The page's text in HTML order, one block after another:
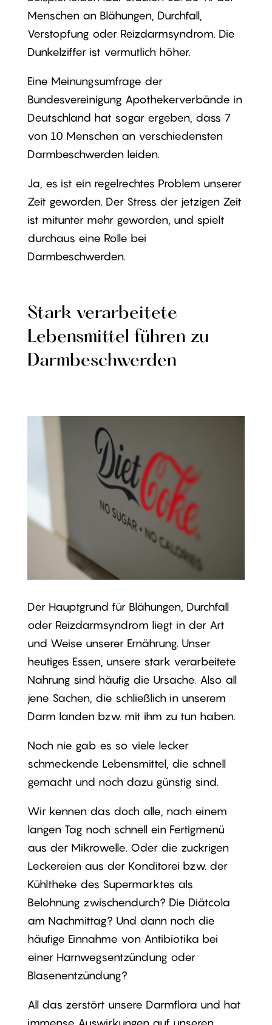
Menschen an Blähungen, Durchfall,
Verstopfung oder Reizdarmsyndrom. Die
Dunkelziffer ist vermutlich höher.
Eine Meinungsumfrage der
Bundesvereinigung Apothekerverbände in
Deutschland hat sogar ergeben, dass 7
von 10 Menschen an verschiedensten
Darmbeschwerden leiden.
Ja, es ist ein regelrechtes Problem unserer
Zeit geworden. Der Stress der jetzigen Zeit
ist mitunter mehr geworden, und spielt
durchaus eine Rolle bei
Darmbeschwerden.
Stark verarbeitete
Lebensmittel führen zu
Darmbeschwerden
Der Hauptgrund für Blähungen, Durchfall
oder Reizdarmsyndrom liegt in der Art
und Weise unserer Ernährung. Unser
heutiges Essen, unsere stark verarbeitete
Nahrung sind häufig die Ursache. Also all
jene Sachen, die schließlich in unserem
Darm landen bzw. mit ihm zu tun haben.
Noch nie gab es so viele lecker
schmeckende Lebensmittel, die schnell
gemacht und noch dazu günstig sind.
Wir kennen das doch alle, nach einem
langen Tag noch schnell ein Fertigmenü
aus der Mikrowelle. Oder die zuckrigen
Leckereien aus der Konditorei bzw. der
Kühltheke des Supermarktes als
Belohnung zwischendurch? Die Diätcola
am Nachmittag? Und dann noch die
häufige Einnahme von Antibiotika bei
einer Harnwegsentzündung oder
Blasenentzündung?
All das zerstört unsere Darmflora und hat